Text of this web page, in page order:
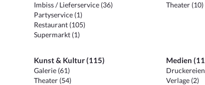
Imbiss / Lieferservice (36)
Partyservice (1)
Restaurant (105)
Supermarkt (1)
Theater (10)
Kunst & Kultur (115)
Galerie (61)
Theater (54)
Medien
Verlage (2)